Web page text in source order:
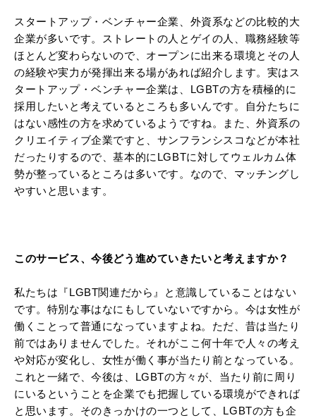
スタートアップ・ベンチャー企業、外資系などの比較的大
企業が多いです。ストレートの人とゲイの人、職務経験等
ほとんど変わらないので、オープンに出来る環境とその人
の経験や実力が発揮出来る場があれば紹介します。実はス
タートアップ・ベンチャー企業は、LGBTの方を積極的に
採用したいと考えているところも多いんです。自分たちに
はない感性の方を求めているようですね。また、外資系の
クリエイティブ企業ですと、サンフランシスコなどが本社
だったりするので、基本的にLGBTに対してウェルカム体
勢が整っているところは多いです。なので、マッチングし
やすいと思います。
このサービス、今後どう進めていきたいと考えますか？
私たちは『LGBT関連だから』と意識していることはない
です。特別な事はなにもしていないですから。今は女性が
働くことって普通になっていますよね。ただ、昔は当たり
前ではありませんでした。それがここ何十年で人々の考え
や対応が変化し、女性が働く事が当たり前となっている。
これと一緒で、今後は、LGBTの方々が、当たり前に周り
にいるということを企業でも把握している環境ができれば
と思います。そのきっかけの一つとして、LGBTの方も企